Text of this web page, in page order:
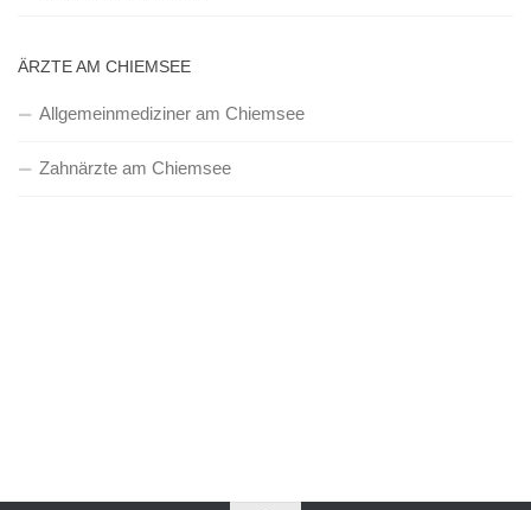
ÄRZTE AM CHIEMSEE
Allgemeinmediziner am Chiemsee
Zahnärzte am Chiemsee